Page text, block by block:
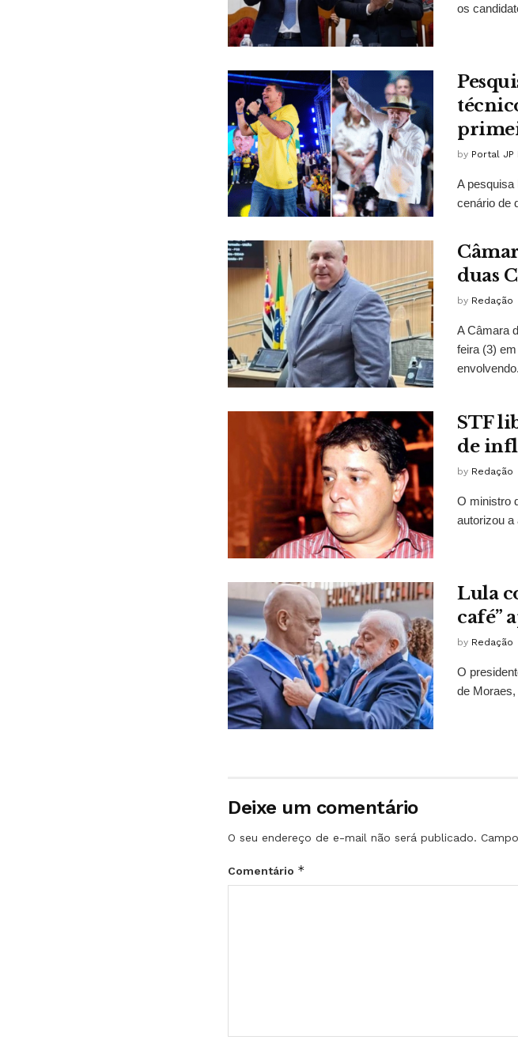
os
by Portal JP
A pesquisa
cenário de
duas
by Redação
A Câmara
feira (3)
STF
de
by Redação
O ministro
autorizou a
Lula
café”
by Redação
O
de Moraes,
Deixe um comentário
O seu endereço de e-mail não será publicado.
Comentário *